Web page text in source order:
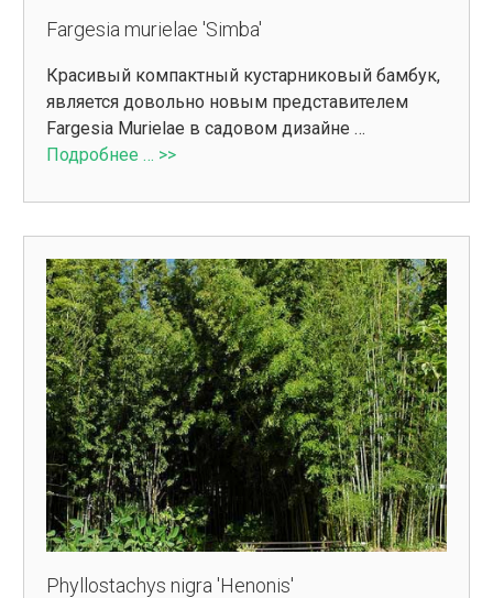
Fargesia murielae 'Simba'
Красивый компактный кустарниковый бамбук,
является довольно новым представителем
Fargesia Murielae в садовом дизайне …
Подробнее … >>
Phyllostachys nigra 'Henonis'